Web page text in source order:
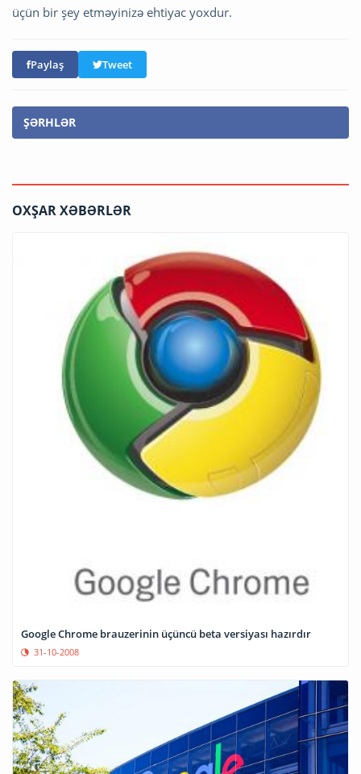
üçün bir şey etməyinizə ehtiyac yoxdur.
Paylaş Tweet
ŞƏRHLƏR
OXŞAR XƏBƏRLƏR
Google Chrome brauzerinin üçüncü beta versiyası hazırdır
31-10-2008